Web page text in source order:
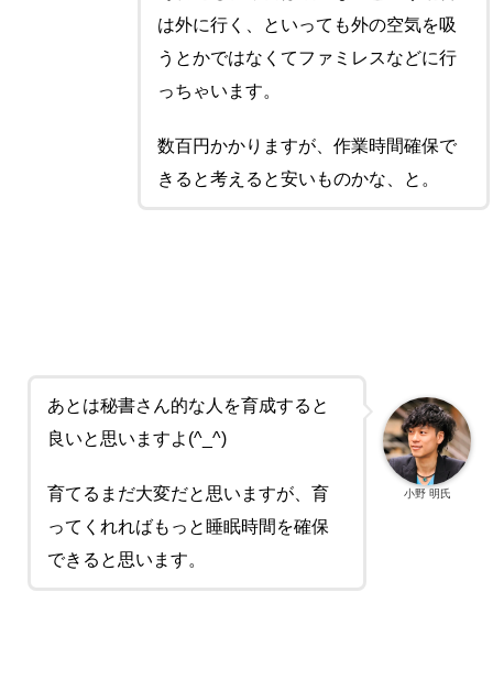
は外に行く、といっても外の空気を吸
うとかではなくてファミレスなどに行
っちゃいます。
数百円かかりますが、作業時間確保で
きると考えると安いものかな、と。
あとは秘書さん的な人を育成すると
良いと思いますよ(^_^)
育てるまだ大変だと思いますが、育
ってくれればもっと睡眠時間を確保
できると思います。
小野 明氏